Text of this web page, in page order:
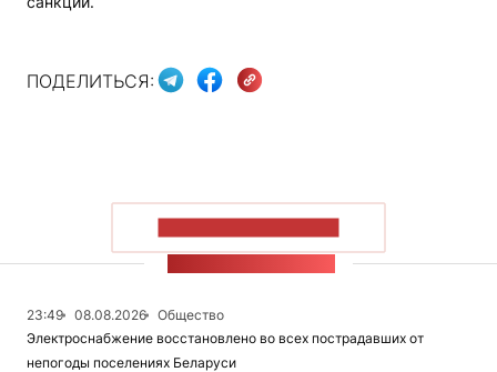
ПОДЕЛИТЬСЯ:
23:49 08.08.2026
Общество
Электроснабжение восстановлено во всех пострадавших от
непогоды поселениях Беларуси